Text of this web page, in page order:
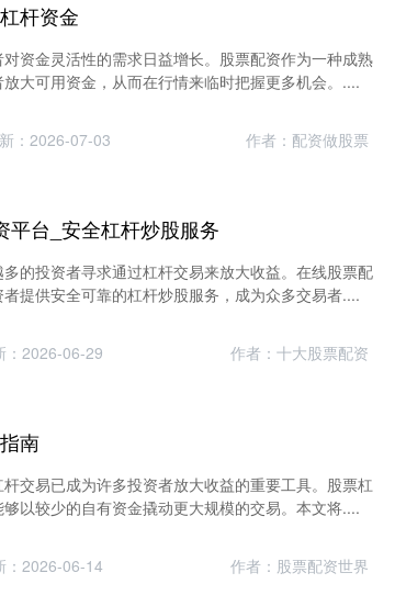
杆资金
资金灵活性的需求日益增长。股票配资作为一种成熟
大可用资金，从而在行情来临时把握更多机会。....
：2026-07-03
作者：配资做股票
平台_安全杠杆炒股服务
的投资者寻求通过杠杆交易来放大收益。在线股票配
提供安全可靠的杠杆炒股服务，成为众多交易者....
：2026-06-29
作者：十大股票配资
南
交易已成为许多投资者放大收益的重要工具。股票杠
以较少的自有资金撬动更大规模的交易。本文将....
：2026-06-14
作者：股票配资世界